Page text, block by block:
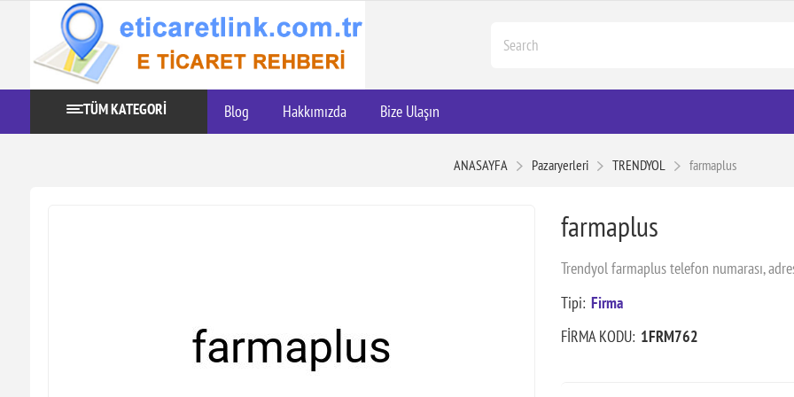
TÜM KATEGORİ Blog Hakkımızda Bize Ulaşın
ANASAYFA Pazaryerleri TRENDYOL farmaplus
farmaplus
Trendyol farmaplus telefon numarası,
Tipi: Firma
FİRMA KODU: 1FRM762